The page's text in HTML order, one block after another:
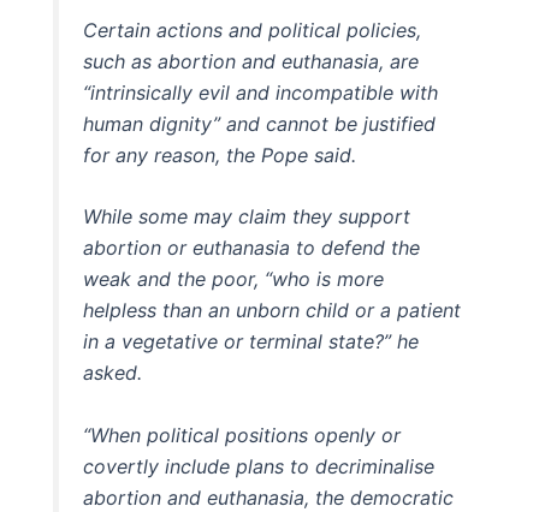
Certain actions and political policies,
such as abortion and euthanasia, are
“intrinsically evil and incompatible with
human dignity” and cannot be justified
for any reason, the Pope said.
While some may claim they support
abortion or euthanasia to defend the
weak and the poor, “who is more
helpless than an unborn child or a patient
in a vegetative or terminal state?” he
asked.
“When political positions openly or
covertly include plans to decriminalise
abortion and euthanasia, the democratic